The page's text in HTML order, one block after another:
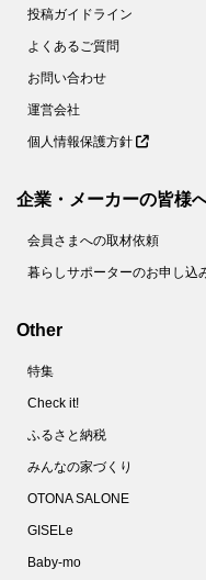
投稿ガイドライン
よくあるご質問
お問い合わせ
運営会社
個人情報保護方針
企業・メーカーの皆様
会員さまへの取材依頼
暮らしサポーターのお申し込
Other
特集
Check it!
ふるさと納税
みんなの家づくり
OTONA SALONE
GISELe
Baby-mo